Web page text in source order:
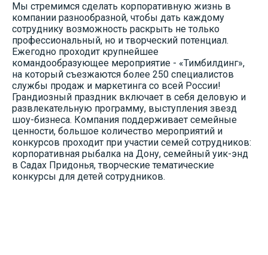
Мы стремимся сделать корпоративную жизнь в
компании разнообразной, чтобы дать каждому
сотруднику возможность раскрыть не только
профессиональный, но и творческий потенциал.
Ежегодно проходит крупнейшее
командообразующее мероприятие - «Тимбилдинг»,
на который съезжаются более 250 специалистов
службы продаж и маркетинга со всей России!
Грандиозный праздник включает в себя деловую и
развлекательную программу, выступления звезд
шоу-бизнеса. Компания поддерживает семейные
ценности, большое количество мероприятий и
конкурсов проходит при участии семей сотрудников:
корпоративная рыбалка на Дону, семейный уик-энд
в Садах Придонья, творческие тематические
конкурсы для детей сотрудников.